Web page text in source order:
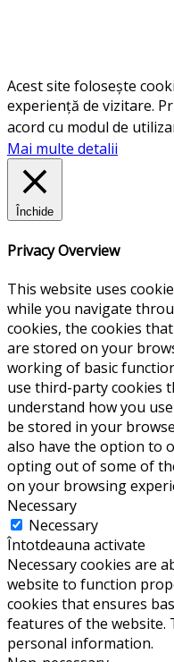
Acest site folosește
experiență de vizitare.
acord cu modul de
Mai multe detalii
Închide
Privacy Overview
This website uses
while you navigate
cookies, the cookies
are stored on your
working of basic
use third-party cookies
understand how you
be stored in your
also have the option to
opting out of some of
on your browsing
Necessary
Necessary
Întotdeauna activate
Necessary cookies are
website to function
cookies that ensures
features of the website.
personal information.